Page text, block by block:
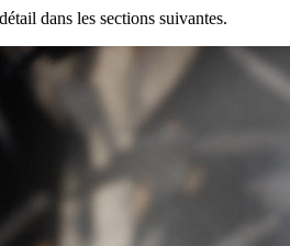
dans les sections suivantes.